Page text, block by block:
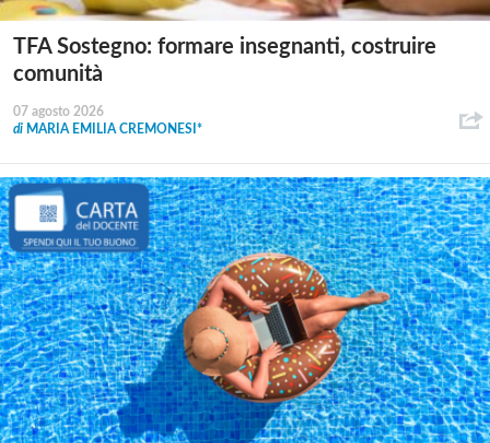
TFA Sostegno: formare insegnanti, costruire
comunità
07 agosto 2026
di MARIA EMILIA CREMONESI*